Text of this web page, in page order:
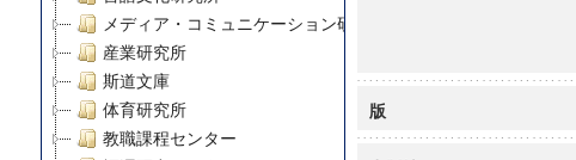
メディア・コミュニケーション研究所
産業研究所
斯道文庫
体育研究所
教職課程センター
版